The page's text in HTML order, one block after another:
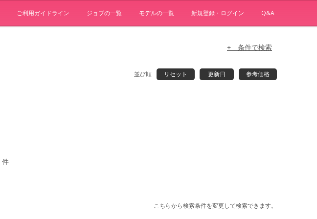
ご利用ガイドライン ジョブの一覧 モデルの一覧 新規登録・ログイン Q&A
+ 条件で検索
並び順 リセット 更新日 参考価格
件
こちらから検索条件を変更して検索できます。